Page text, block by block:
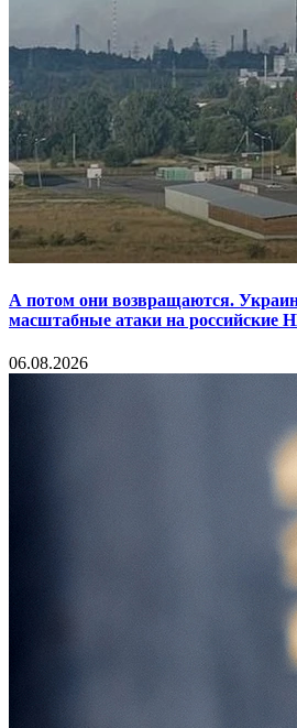
А потом они возвращаются.
масштабные атаки на российские
06.08.2026